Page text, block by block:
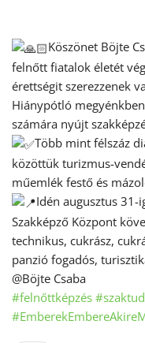
Köszönet Böjte
felnőtt fiatalok életét
érettségit szerezzenek
Hiánypótló
számára nyújt
Több mint félszáz
közöttük turizmus-
műemlék festő és
Idén augusztus 31-
Szakképző Központ
technikus, cukrász,
panzió fogadós,
@Böjte Csaba
#felnőttképzés